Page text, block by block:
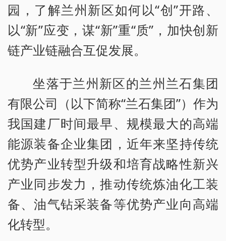
园，了解兰州新区如何以“创”开路、
以“新”应变，谋“新”重“质”，加快创新
链产业链融合互促发展。
坐落于兰州新区的兰州兰石集团
有限公司（以下简称“兰石集团”）作为
我国建厂时间最早、规模最大的高端
能源装备企业集团，近年来坚持传统
优势产业转型升级和培育战略性新兴
产业同步发力，推动传统炼油化工装
备、油气钻采装备等优势产业向高端
化转型。